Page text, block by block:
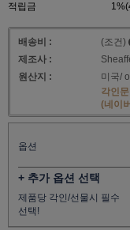
적립금
배송비 : (조건)
제조사 :
원산지 :
미국/
각인
(네이
옵션
+ 추가 옵션 선택
제품당 각인/선물시 필수
선택!